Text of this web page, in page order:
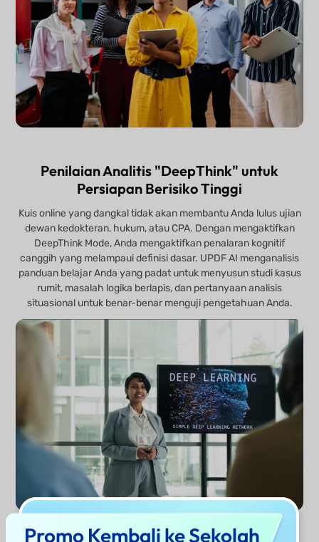
Penilaian Analitis "DeepThink" untuk
Persiapan Berisiko Tinggi
Kuis online yang dangkal tidak akan membantu Anda lulus ujian
dewan kedokteran, hukum, atau CPA. Dengan mengaktifkan
DeepThink Mode, Anda mengaktifkan penalaran kognitif
canggih yang melampaui definisi dasar. UPDF AI menganalisis
panduan belajar Anda yang padat untuk menyusun studi kasus
rumit, masalah logika berlapis, dan pertanyaan analisis
situasional untuk benar-benar menguji pengetahuan Anda.
Promo Kembali ke Sekolah